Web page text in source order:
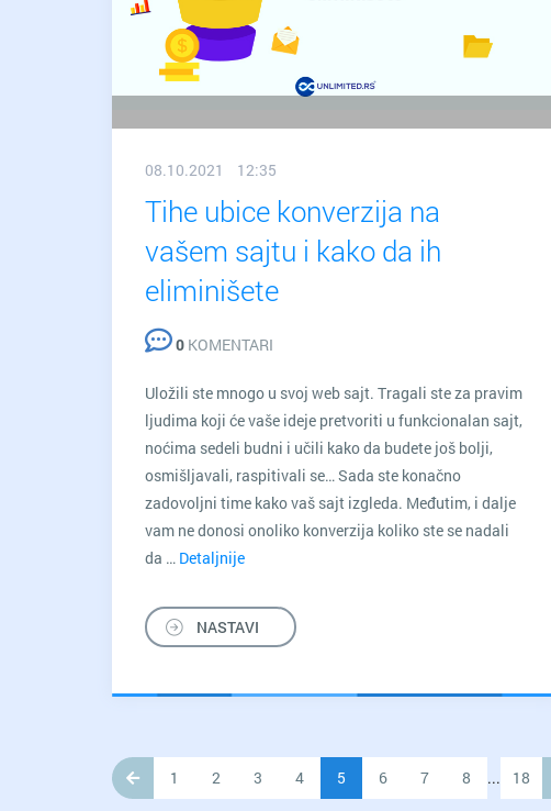
08.10.2021 12:35
Tihe ubice konverzija na
vašem sajtu i kako da ih
eliminišete
0 KOMENTARI
Uložili ste mnogo u svoj web sajt. Tragali ste za pravim
ljudima koji će vaše ideje pretvoriti u funkcionalan sajt,
noćima sedeli budni i učili kako da budete još bolji,
osmišljavali, raspitivali se… Sada ste konačno
zadovoljni time kako vaš sajt izgleda. Međutim, i dalje
vam ne donosi onoliko konverzija koliko ste se nadali
da … Detaljnije
konverzija
na
sajtu
da
ih
NASTAVI
1 2 3 4 5 6 7 8 ... 18